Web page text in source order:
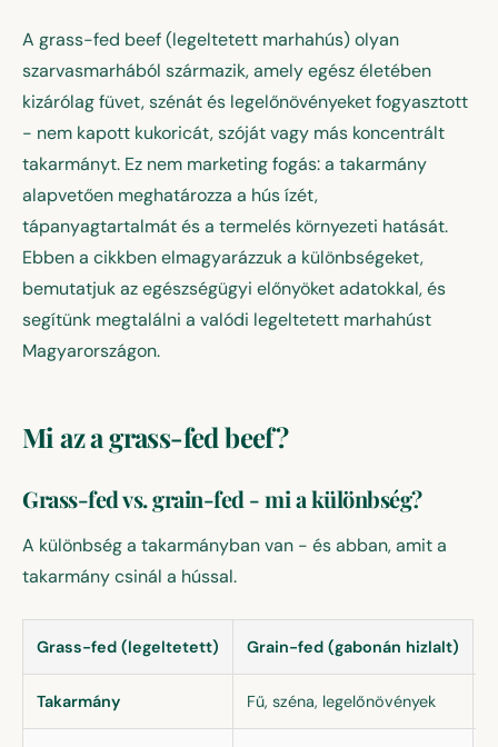
A grass-fed beef (legeltetett marhahús) olyan
szarvasmarhából származik, amely egész életében
kizárólag füvet, szénát és legelőnövényeket fogyasztott
- nem kapott kukoricát, szóját vagy más koncentrált
takarmányt. Ez nem marketing fogás: a takarmány
alapvetően meghatározza a hús ízét,
tápanyagtartalmát és a termelés környezeti hatását.
Ebben a cikkben elmagyarázzuk a különbségeket,
bemutatjuk az egészségügyi előnyöket adatokkal, és
segítünk megtalálni a valódi legeltetett marhahúst
Magyarországon.
Mi az a grass-fed beef?
Grass-fed vs. grain-fed - mi a különbség?
A különbség a takarmányban van - és abban, amit a
takarmány csinál a hússal.
Grass-fed (legeltetett) Grain-fed (gabonán hizlalt)
Takarmány Fű, széna, legelőnövények